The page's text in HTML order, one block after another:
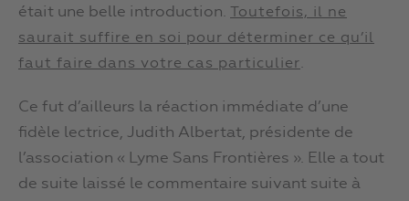
était une belle introduction.
Toutefois, il ne
saurait suffire en soi pour déterminer ce qu’il
faut faire dans votre cas particulier.
Ce fut d’ailleurs la réaction immédiate d’une
fidèle lectrice, Judith Albertat, présidente de
l’association « Lyme Sans Frontières ». Elle a tout
de suite laissé le commentaire suivant suite à